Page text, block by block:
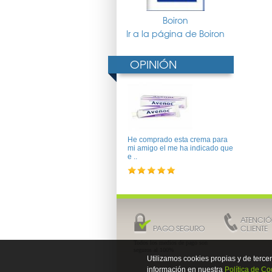
Boiron
Ir a la página de Boiron
OPINIÓN
He comprado esta crema para
mi amigo el me ha indicado que
e ..
PAGO SEGURO CLIENTE
Utilizamos cookies propias y de
información en nuestra Política de